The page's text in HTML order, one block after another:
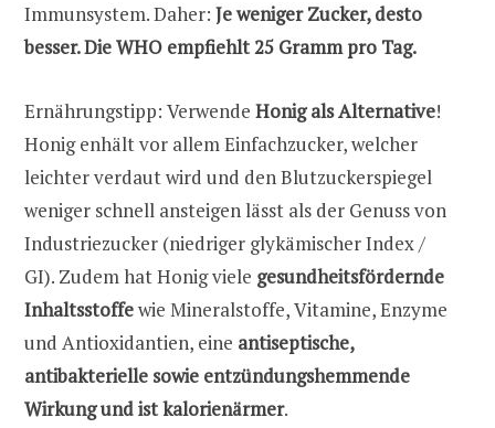
Immunsystem. Daher: Je weniger Zucker, desto
besser. Die WHO empfiehlt 25 Gramm pro Tag.
Ernährungstipp: Verwende Honig als Alternative!
Honig enhält vor allem Einfachzucker, welcher
leichter verdaut wird und den Blutzuckerspiegel
weniger schnell ansteigen lässt als der Genuss von
Industriezucker (niedriger glykämischer Index /
GI). Zudem hat Honig viele gesundheitsfördernde
Inhaltsstoffewie Mineralstoffe, Vitamine, Enzyme
und Antioxidantien, eine antiseptische,
antibakterielle sowie entzündungshemmende
Wirkung und ist kalorienärmer.